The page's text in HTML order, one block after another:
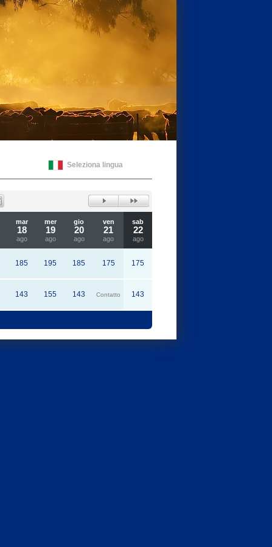
Seleziona lingua
mar
18
ago
mer
19
ago
gio
20
ago
ven
21
ago
sab
22
ago
185 195 185 175 175
143 155 143 Contatto 143